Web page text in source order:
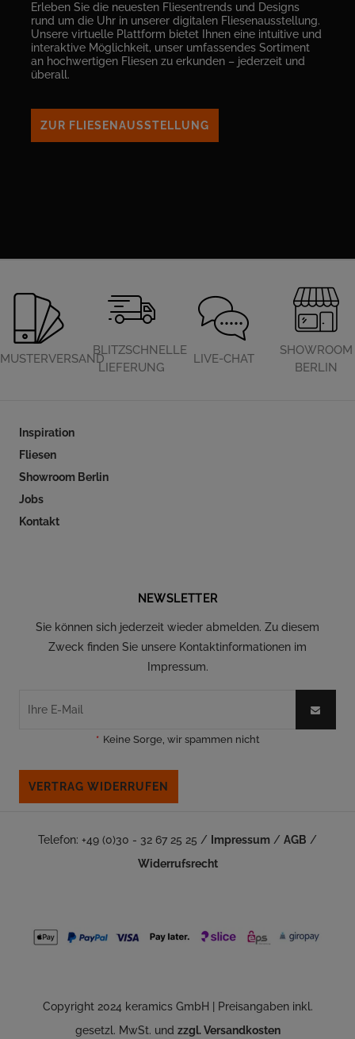
Erleben Sie die neuesten Fliesentrends und Designs
rund um die Uhr in unserer digitalen Fliesenausstellung.
Unsere virtuelle Plattform bietet Ihnen eine intuitive und
interaktive Möglichkeit, unser umfassendes Sortiment
an hochwertigen Fliesen zu erkunden – jederzeit und
überall.
ZUR FLIESENAUSSTELLUNG
MUSTERVERSAND
BLITZSCHNELLE
LIEFERUNG
LIVE-CHAT
SHOWROOM
BERLIN
Inspiration
Fliesen
Showroom Berlin
Jobs
Kontakt
NEWSLETTER
Sie können sich jederzeit wieder abmelden. Zu diesem
Zweck finden Sie unsere Kontaktinformationen im
Impressum.
* Keine Sorge, wir spammen nicht
VERTRAG WIDERRUFEN
Telefon: +49 (0)30 - 32 67 25 25 / Impressum / AGB /
Widerrufsrecht
Copyright 2024 keramics GmbH | Preisangaben inkl.
gesetzl. MwSt. und zzgl. Versandkosten